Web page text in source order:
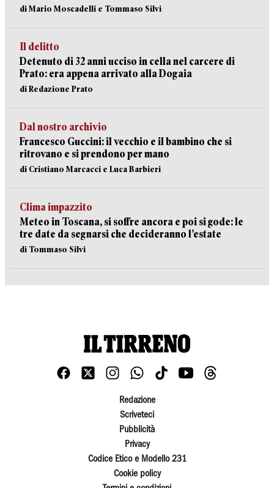
di Mario Moscadelli e Tommaso Silvi
Il delitto
Detenuto di 32 anni ucciso in cella nel carcere di
Prato: era appena arrivato alla Dogaia
di Redazione Prato
Dal nostro archivio
Francesco Guccini: il vecchio e il bambino che si
ritrovano e si prendono per mano
di Cristiano Marcacci e Luca Barbieri
Clima impazzito
Meteo in Toscana, si soffre ancora e poi si gode: le
tre date da segnarsi che decideranno l’estate
di Tommaso Silvi
Redazione
Scriveteci
Pubblicità
Privacy
Codice Etico e Modello 231
Cookie policy